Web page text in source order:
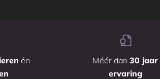
én
Méér dan30 jaar
ervaring